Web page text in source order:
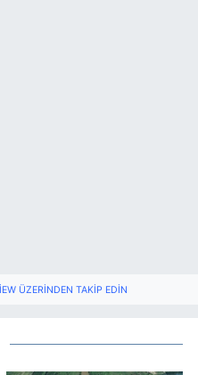
ÜZERINDEN TAKIP EDIN